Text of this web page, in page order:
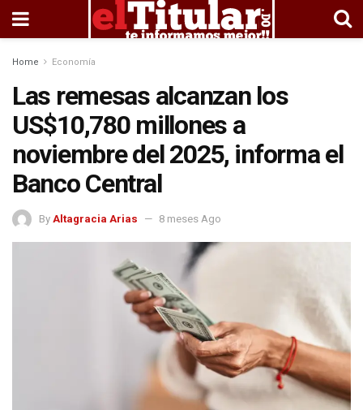
Home Economía
Las remesas alcanzan los
US$10,780 millones a
noviembre del 2025, informa el
Banco Central
By Altagracia Arias 8 meses Ago